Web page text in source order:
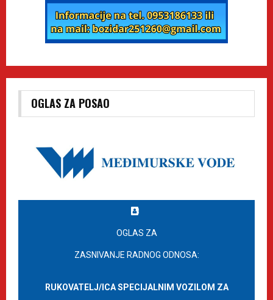
OGLAS ZA POSAO
OGLAS ZA
ZASNIVANJE RADNOG ODNOSA:
RUKOVATELJ/ICA SPECIJALNIM VOZILOM ZA